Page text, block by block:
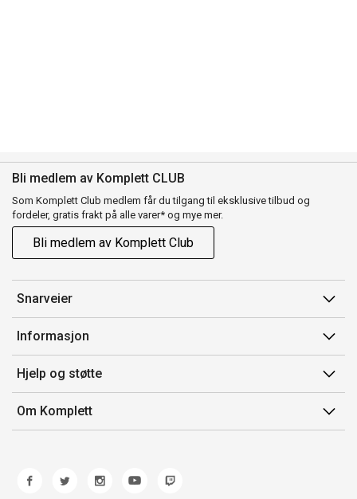
Bli medlem av Komplett CLUB
Som Komplett Club medlem får du tilgang til eksklusive tilbud og
fordeler, gratis frakt på alle varer* og mye mer.
Bli medlem av Komplett Club
Snarveier
Min side
Ordreoversikt
Flex
Komplett Club
Informasjon
Salgsbetingelser
Medlemsvilkår for Komplett Club
Merker/produsent
Hjelp og støtte
Kontakt oss
Kundeservice
Retur
Om Komplett